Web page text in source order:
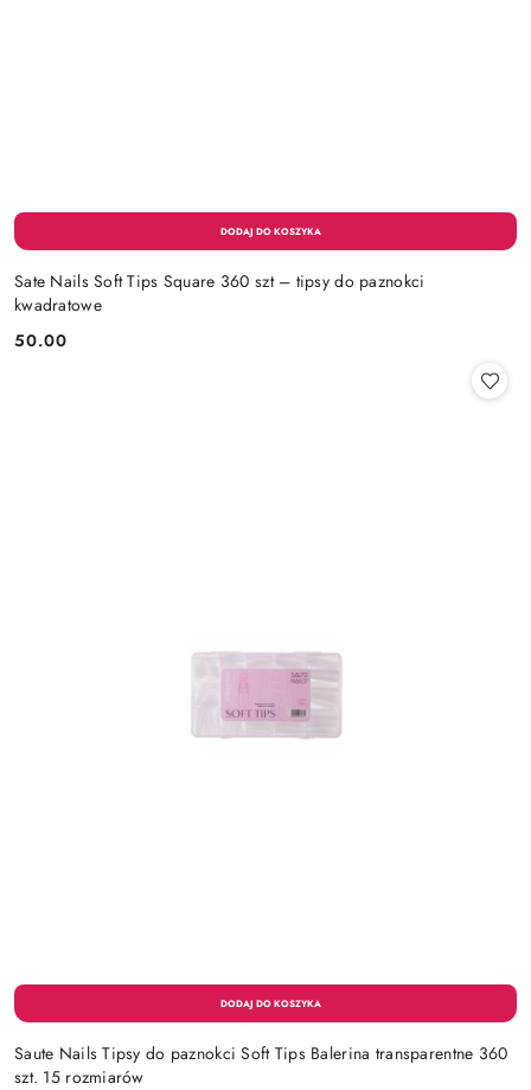
Sate Nails Soft Tips Square 360 szt – tipsy do paznokci
kwadratowe
Cena:
50.00
Saute Nails Tipsy do paznokci Soft Tips Balerina transparentne 360
szt. 15 rozmiarów